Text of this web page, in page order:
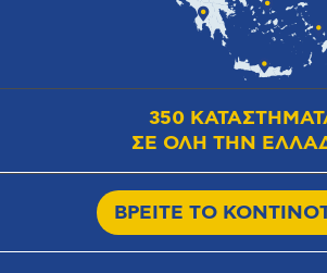
350
ΣΕ ΟΛΗ ΤΗΝ
ΒΡΕΙΤΕ ΤΟ